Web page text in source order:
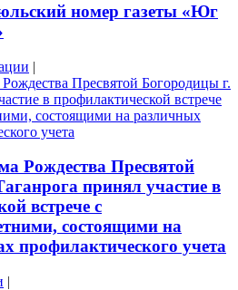
номер газеты «Юг
|
Рождества Пресвятой
принял участие в
встрече с
состоящими на
профилактического учета
|